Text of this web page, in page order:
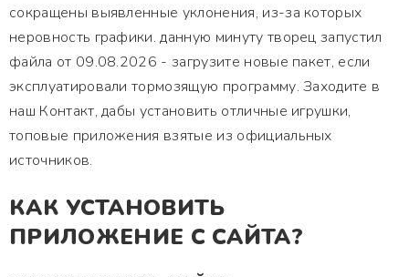
сокращены выявленные уклонения, из-за которых
неровность графики. данную минуту творец запустил
файла от 09.08.2026 - загрузите новые пакет, если
эксплуатировали тормозящую программу. Заходите в
наш Контакт, дабы установить отличные игрушки,
топовые приложения взятые из официальных
источников.
КАК УСТАНОВИТЬ
ПРИЛОЖЕНИЕ С САЙТА?